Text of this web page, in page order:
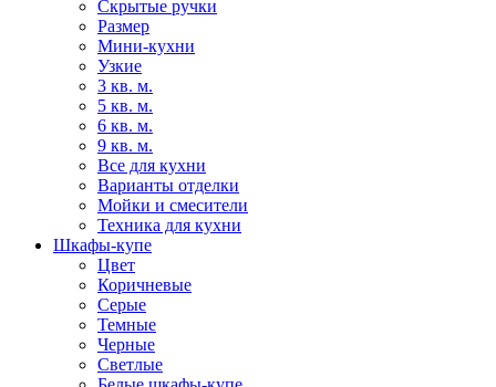
Скрытые ручки
Размер
Мини-кухни
Узкие
3 кв. м.
5 кв. м.
6 кв. м.
9 кв. м.
Все для кухни
Варианты отделки
Мойки и смесители
Техника для кухни
Шкафы-купе
Цвет
Коричневые
Серые
Темные
Черные
Светлые